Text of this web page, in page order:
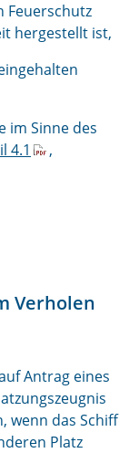
Feuerschutz
hergestellt ist,
im Sinne des
4.1
,
Verholen
Antrag eines
wenn das Schiff
Platz